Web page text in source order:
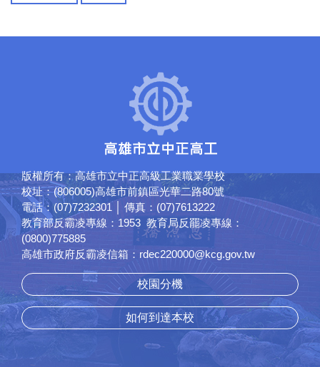
版權所有：高雄市立中正高級工業職業學校
校址：(806005)高雄市前鎮區光華二路80號
電話：(07)7232301 │ 傳真：(07)7613222
教育部反霸凌專線：1953 教育局反罷凌專線：
(0800)775885
高雄市政府反霸凌信箱：rdec220000@kcg.gov.tw
校園分機
如何到達本校